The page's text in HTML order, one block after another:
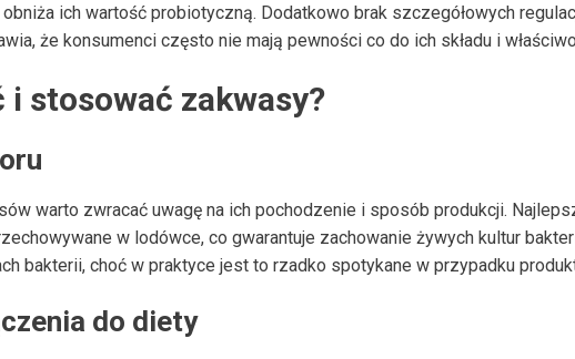
ich wartość probiotyczną. Dodatkowo brak szczegółowych
że konsumenci często nie mają pewności co do ich składu i
i stosować zakwasy?
warto zwracać uwagę na ich pochodzenie i sposób produkcji.
w lodówce, co gwarantuje zachowanie żywych kultur
bakterii, choć w praktyce jest to rzadko spotykane w przypadku
do diety